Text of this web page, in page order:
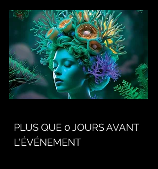
PLUS QUE 0 JOURS AVANT
L'ÉVÉNEMENT